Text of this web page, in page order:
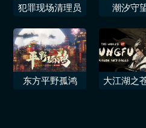
犯罪现场清理员 潮汐守
东方平野孤鸿
大江湖之